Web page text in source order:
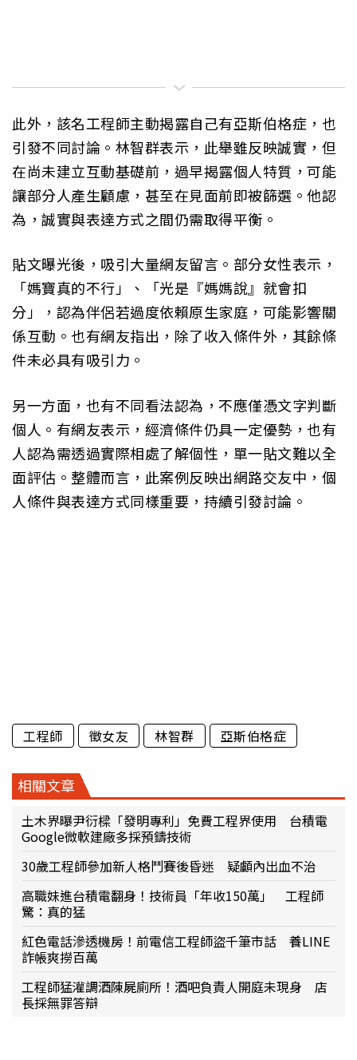
此外，該名工程師主動揭露自己有亞斯伯格症，也
引發不同討論。林智群表示，此舉雖反映誠實，但
在尚未建立互動基礎前，過早揭露個人特質，可能
讓部分人產生顧慮，甚至在見面前即被篩選。他認
為，誠實與表達方式之間仍需取得平衡。
貼文曝光後，吸引大量網友留言。部分女性表示，
「媽寶真的不行」、「光是『媽媽說』就會扣
分」，認為伴侶若過度依賴原生家庭，可能影響關
係互動。也有網友指出，除了收入條件外，其餘條
件未必具有吸引力。
另一方面，也有不同看法認為，不應僅憑文字判斷
個人。有網友表示，經濟條件仍具一定優勢，也有
人認為需透過實際相處了解個性，單一貼文難以全
面評估。整體而言，此案例反映出網路交友中，個
人條件與表達方式同樣重要，持續引發討論。
工程師 徵女友 林智群 亞斯伯格症
相關文章
土木界曝尹衍樑「發明專利」免費工程界使用 台積電
Google微軟建廠多採預鑄技術
30歲工程師參加新人格鬥賽後昏迷 疑顱內出血不治
高職妹進台積電翻身！技術員「年收150萬」 工程師
驚：真的猛
紅色電話滲透機房！前電信工程師盜千筆市話 養LINE
詐帳爽撈百萬
工程師猛灌調酒陳屍廁所！酒吧負責人開庭未現身 店
長採無罪答辯